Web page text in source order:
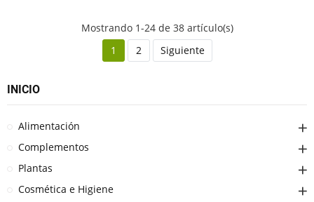
Mostrando 1-24 de 38 artículo(s)
1
2 Siguiente
INICIO
Alimentación
Complementos
Plantas
Cosmética e Higiene